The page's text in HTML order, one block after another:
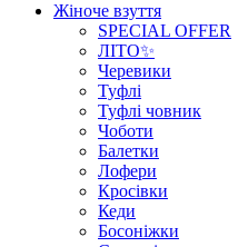
Жіноче взуття
SPECIAL OFFER
ЛІТО✨
Черевики
Туфлі
Туфлі човник
Чоботи
Балетки
Лофери
Кросівки
Кеди
Босоніжки